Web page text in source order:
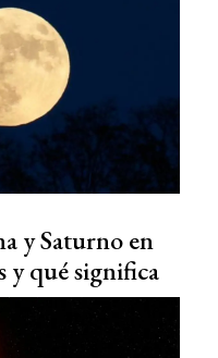
y Saturno en
y qué significa